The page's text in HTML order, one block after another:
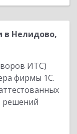
в Нелидово,
ИТС)
фирмы 1С.
решений